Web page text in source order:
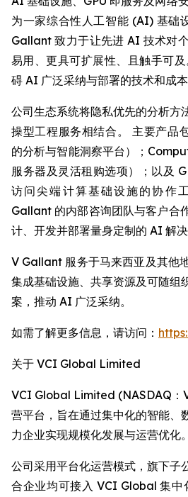
为一家综合性人工智能 (AI) 基础
Gallant 致力于让先进 AI 技术对
易用、更具可扩展性、且触手可
碍 AI 广泛采纳与部署的技术和成本
公司生态系统将隐私优先的分析方
操型工程服务相结合。 主要产品
的分析与智能洞察平台）；
服务器及灵活租购选项）；以及
访问尖端计算基础设施的协作
Gallant 的内部咨询团队与客户合
计、开发并部署量身定制的 AI 解决
V Gallant 服务于马来西亚及其他
集成基础设施、共享资源及可随组
案，推动 AI 广泛采纳。
如需了解更多信息，请访问：
关于 VCI Global Limited
VCI Global Limited (NASDAQ：
营平台，旨在通过集中化的智能、
力企业实现规模化发展与运营优化。
公司采用平台化运营模式，旗下子
合企业均可接入 VCI Global 集